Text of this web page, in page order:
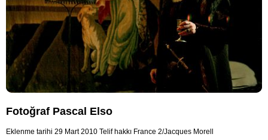
Fotoğraf Pascal Elso
Eklenme tarihi 29 Mart 2010 Telif hakkı France 2/Jacques Morell